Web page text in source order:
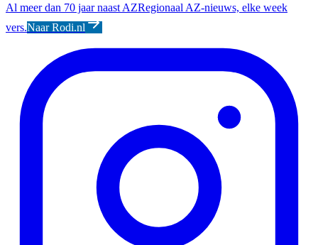
Al meer dan 70 jaar naast AZRegionaal AZ-nieuws, elke week
vers.Naar Rodi.nl